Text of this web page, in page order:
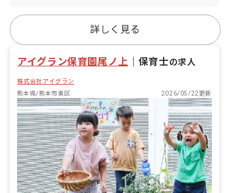
詳しく見る
アイグラン保育園尾ノ上 保育士の求人
株式会社アイグラン
熊本県/熊本市東区
2026/05/22更新